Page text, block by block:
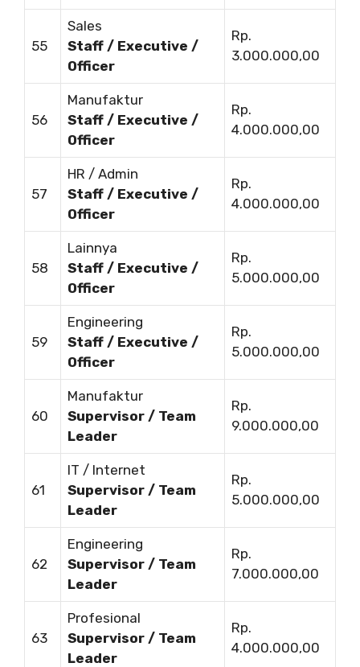
55
Sales
Staff / Executive /
Officer
Rp.
3.000.000,00
56
Manufaktur
Staff / Executive /
Officer
Rp.
4.000.000,00
57
HR / Admin
Staff / Executive /
Officer
Rp.
4.000.000,00
58
Lainnya
Staff / Executive /
Officer
Rp.
5.000.000,00
59
Engineering
Staff / Executive /
Officer
Rp.
5.000.000,00
60
Manufaktur
Supervisor / Team
Leader
Rp.
9.000.000,00
61
IT / Internet
Supervisor / Team
Leader
Rp.
5.000.000,00
62
Engineering
Supervisor / Team
Leader
Rp.
7.000.000,00
63
Profesional
Supervisor / Team
Leader
Rp.
4.000.000,00